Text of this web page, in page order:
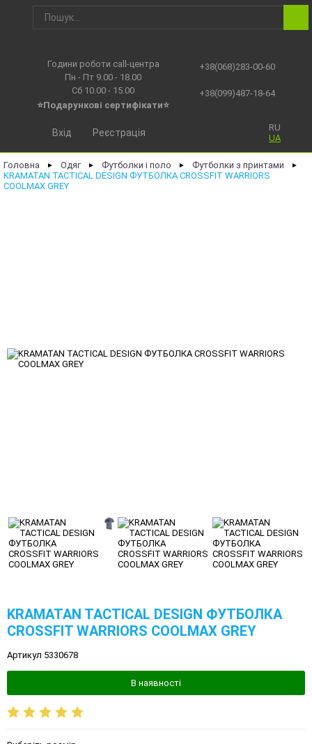
Години роботи call-центра
Пн - Пт 9.00 - 18.00
Сб 10.00 - 15.00
⭐Подарункові сертифікати⭐
+38(068)283-00-60
+38(099)487-18-64
RU
UA
Вхід Реєстрація
Головна ► Одяг ► Футболки і поло ► Футболки з принтами ►
KRAMATAN TACTICAL DESIGN ФУТБОЛКА CROSSFIT WARRIORS
COOLMAX GREY
KRAMATAN TACTICAL DESIGN ФУТБОЛКА
CROSSFIT WARRIORS COOLMAX GREY
Артикул 5330678
В наявності